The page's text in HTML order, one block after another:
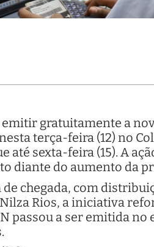
gratuitamente a
terça-feira (12) no
sexta-feira (15). A
diante do aumento da
chegada, com
Rios, a iniciativa
passou a ser emitida no